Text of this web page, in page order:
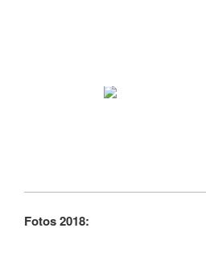
Fotos 2018: